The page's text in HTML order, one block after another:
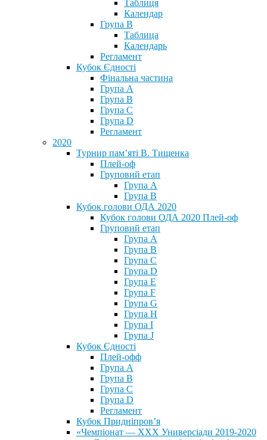
Таблиця
Календар
Група В
Таблица
Календарь
Регламент
Кубок Єдності
Фінальна частина
Група А
Група В
Група С
Група D
Регламент
2020
Турнир пам’яті В. Тищенка
Плей-оф
Груповий етап
Група А
Група В
Кубок голови ОДА 2020
Кубок голови ОДА 2020 Плей-оф
Груповий етап
Група A
Група B
Група C
Група D
Група E
Група F
Група G
Група H
Група I
Група J
Кубок Єдності
Плей-офф
Група А
Група В
Група С
Група D
Регламент
Кубок Придніпров’я
«Чемпіонат — ХХХ Универсіади 2019-2020